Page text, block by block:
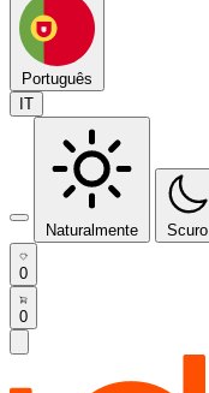
Português
IT
Naturalmente Scuro
0
0